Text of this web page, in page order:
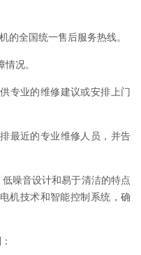
的全国统一售后服务热线。
况。
专业的维修建议或安排上门
最近的专业维修人员，并告
噪音设计和易于清洁的特点
机技术和智能控制系统，确